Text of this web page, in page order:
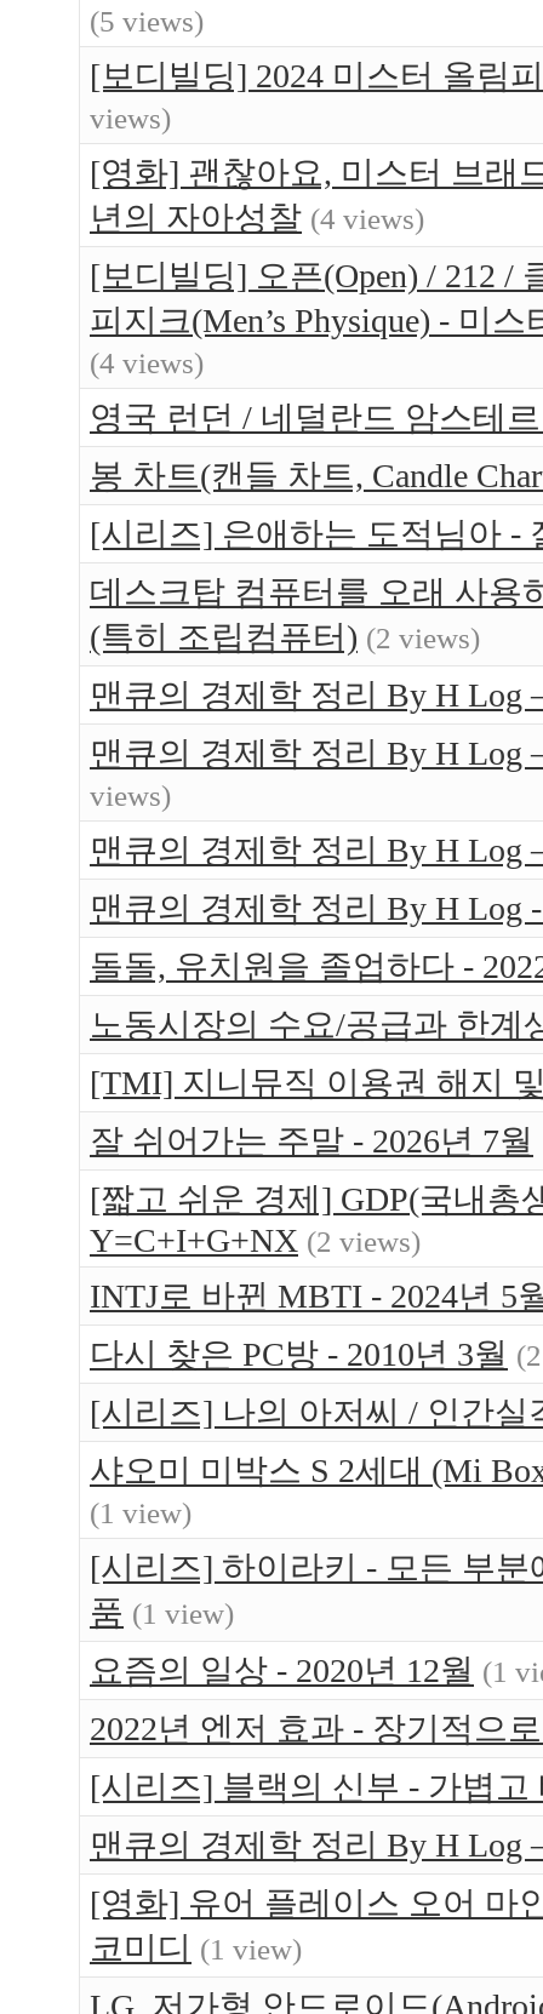
(5 views)
[보디빌딩] 2024 미스터 올림
views)
[영화] 괜찮아요, 미스터 브래
년의 자아성찰 (4 views)
[보디빌딩] 오픈(Open) / 212 /
피지크(Men’s Physique) - 미
(4 views)
영국 런던 / 네덜란드 암스테
봉 차트(캔들 차트, Candle
[시리즈] 은애하는 도적님아 -
데스크탑 컴퓨터를 오래 사용
(특히 조립컴퓨터) (2 views)
맨큐의 경제학 정리 By H Log
맨큐의 경제학 정리 By H Log
views)
맨큐의 경제학 정리 By H Log
맨큐의 경제학 정리 By H Log
돌돌, 유치원을 졸업하다 -
노동시장의 수요/공급과 한계
[TMI] 지니뮤직 이용권 해지
잘 쉬어가는 주말 - 2026년 7월
[짧고 쉬운 경제] GDP(국내총
Y=C+I+G+NX (2 views)
INTJ로 바뀐 MBTI - 2024년 5
다시 찾은 PC방 - 2010년 3월
[시리즈] 나의 아저씨 / 인간
샤오미 미박스 S 2세대 (Mi
(1 view)
[시리즈] 하이라키 - 모든 부
품 (1 view)
요즘의 일상 - 2020년 12월 (1
2022년 엔저 효과 - 장기적으
[시리즈] 블랙의 신부 - 가볍
맨큐의 경제학 정리 By H Log
[영화] 유어 플레이스 오어 마
코미디
(1 view)
LG, 저가형 안드로이드